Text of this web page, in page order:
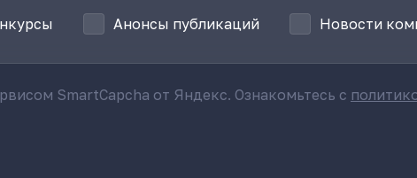
Анонсы публикаций Новости
SmartCapcha от Яндекс. Ознакомьтесь с